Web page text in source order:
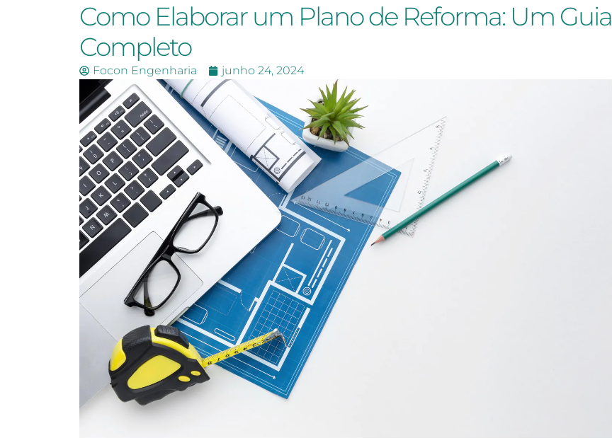
Como Elaborar um Plano de Reforma: Um Guia
Completo
Focon Engenharia junho 24, 2024